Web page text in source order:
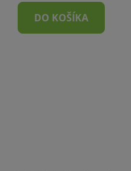
DO KOŠÍKA